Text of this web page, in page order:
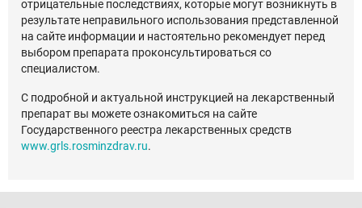
отрицательные последствиях, которые могут возникнуть в
результате неправильного использования представленной
на сайте информации и настоятельно рекомендует перед
выбором препарата проконсультироваться со
специалистом.
С подробной и актуальной инструкцией на лекарственный
препарат вы можете ознакомиться на сайте
Государственного реестра лекарственных средств
www.grls.rosminzdrav.ru.